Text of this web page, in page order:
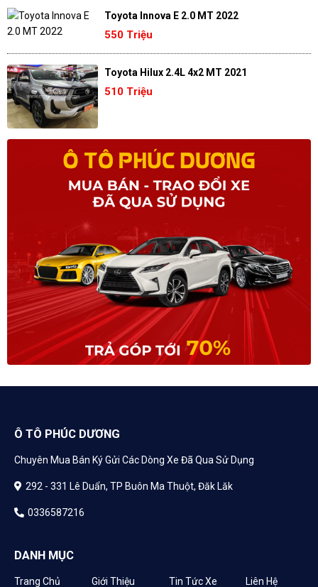
Toyota Innova E 2.0 MT 2022
550 Triệu
Toyota Hilux 2.4L 4x2 MT 2021
510 Triệu
Ô TÔ PHÚC DƯƠNG
Chuyên Mua Bán Ký Gửi Các Dòng Xe Đã Qua Sử Dụng
292 - 331 Lê Duẩn, TP Buôn Ma Thuột, Đăk Lăk
0336587216
DANH MỤC
Trang Chủ Giới Thiệu Tin Tức Xe Liên Hệ